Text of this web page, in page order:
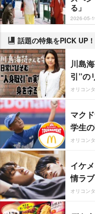
る」
2026-05-
話題の特集をPICK UP！
川島
引”の
オリコン
マク
学生
オリコン
イケ
情ラ
オリコン